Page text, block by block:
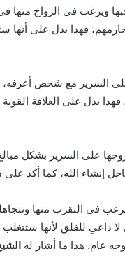
ويرغب في الزواج
فهذا يدل على أنها
السرير مع شخص
يدل على العلاقة
زوجها على السرير بشكل
إنشاء الله، كما أكد
في التقرب منها
للقلق لأنها ستتغلب
عام. هذا ما أشار له